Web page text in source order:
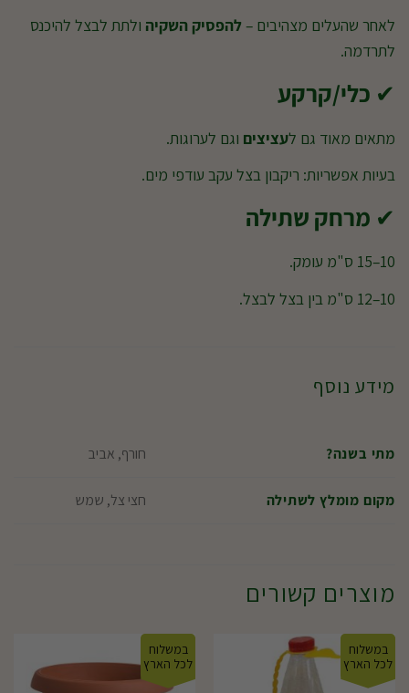
לאחר שהעלים מצהיבים – להפסיק השקיה ולתת לבצל להיכנס
לתרדמה.
✔ כלי/קרקע
מתאים מאוד גם לעציצים וגם לערוגות.
בעיות אפשריות: ריקבון בצל עקב עודפי מים.
✔ מרחק שתילה
10–15 ס"מ עומק.
10–12 ס"מ בין בצל לבצל.
מידע נוסף
מתי בשנה? חורף, אביב
מקום מומלץ לשתילה חצי צל, שמש
מוצרים קשורים
במשלוח
לכל הארץ
במשלוח
לכל הארץ